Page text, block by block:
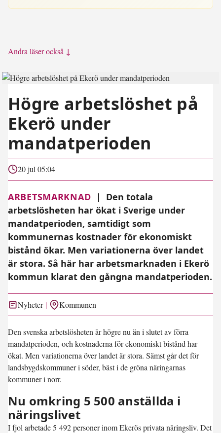
Andra läser också ↓
Högre arbetslöshet på
Ekerö under
mandatperioden
20 jul 05:04
ARBETSMARKNAD |
Den totala
arbetslösheten har ökat i Sverige under
mandatperioden, samtidigt som
kommunernas kostnader för ekonomiskt
bistånd ökar. Men variationerna över landet
är stora. Så här har arbetsmarknaden i Ekerö
kommun klarat den gångna mandatperioden.
Nyheter Kommunen
Den svenska arbetslösheten är högre nu än i slutet av förra
mandatperioden, och kostnaderna för ekonomiskt bistånd har
ökat. Men variationerna över landet är stora. Sämst går det för
landsbygdskommuner i söder, bäst i de gröna näringarnas
kommuner i norr.
Nu omkring 5 500 anställda i
näringslivet
I fjol arbetade 5 492 personer inom Ekerös privata näringsliv. Det